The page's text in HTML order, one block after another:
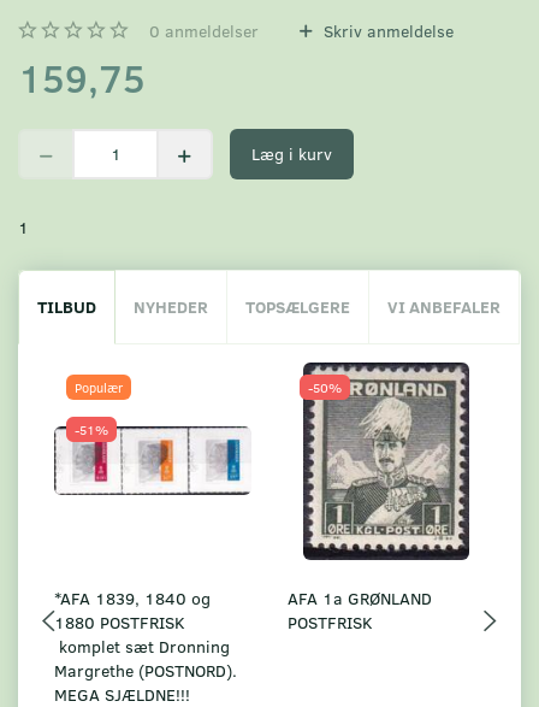
0 anmeldelser Skriv anmeldelse
159,75
Læg i kurv
1
TILBUD NYHEDER TOPSÆLGERE VI ANBEFALER
Populær
-51%
*AFA 1839, 1840 og
1880 POSTFRISK
komplet sæt Dronning
Margrethe (POSTNORD).
MEGA SJÆLDNE!!!
-50%
AFA 1a GRØNLAND
POSTFRISK